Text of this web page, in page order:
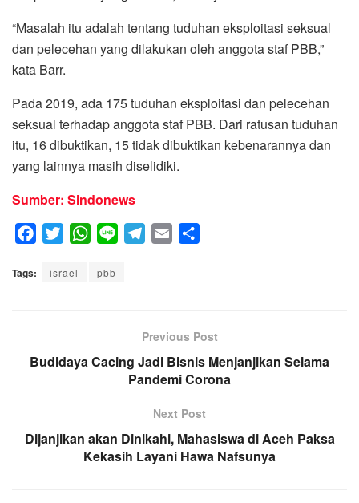
“Masalah itu adalah tentang tuduhan eksploitasi seksual
dan pelecehan yang dilakukan oleh anggota staf PBB,”
kata Barr.
Pada 2019, ada 175 tuduhan eksploitasi dan pelecehan
seksual terhadap anggota staf PBB. Dari ratusan tuduhan
itu, 16 dibuktikan, 15 tidak dibuktikan kebenarannya dan
yang lainnya masih diselidiki.
Sumber: Sindonews
o
i
r
W
a
p
r
a
m
Tags: israel pbb
Previous Post
Budidaya Cacing Jadi Bisnis Menjanjikan Selama
Pandemi Corona
Next Post
Dijanjikan akan Dinikahi, Mahasiswa di Aceh Paksa
Kekasih Layani Hawa Nafsunya